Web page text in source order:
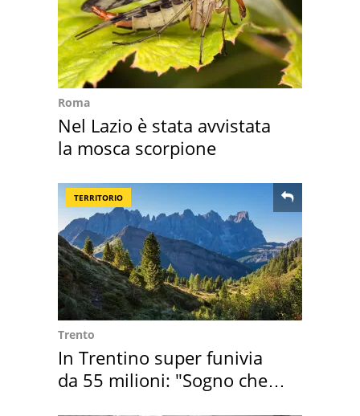
Roma
Nel Lazio è stata avvistata
la mosca scorpione
TERRITORIO
Trento
In Trentino super funivia
da 55 milioni: "Sogno che si